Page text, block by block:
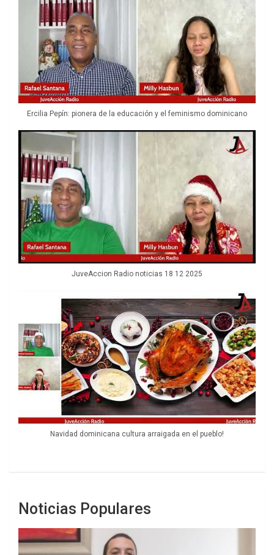
Ercilia Pepín: pionera de la educación y el feminismo dominicano
JuveAccion Radio noticias 18 12 2025
Navidad dominicana cultura arraigada en el pueblo!
Noticias Populares